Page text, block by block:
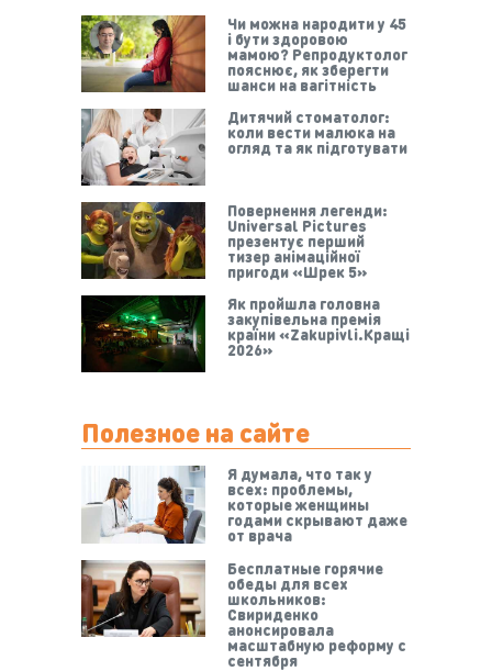
Чи можна народити у 45
і бути здоровою
мамою? Репродуктолог
пояснює, як зберегти
шанси на вагітність
Дитячий стоматолог:
коли вести малюка на
огляд та як підготувати
Повернення легенди:
Universal Pictures
презентує перший
тизер анімаційної
пригоди «Шрек 5»
Як пройшла головна
закупівельна премія
країни «Zakupivli.Кращі
2026»
Полезное на сайте
Я думала, что так у
всех: проблемы,
которые женщины
годами скрывают даже
от врача
Бесплатные горячие
обеды для всех
школьников:
Свириденко
анонсировала
масштабную реформу с
сентября